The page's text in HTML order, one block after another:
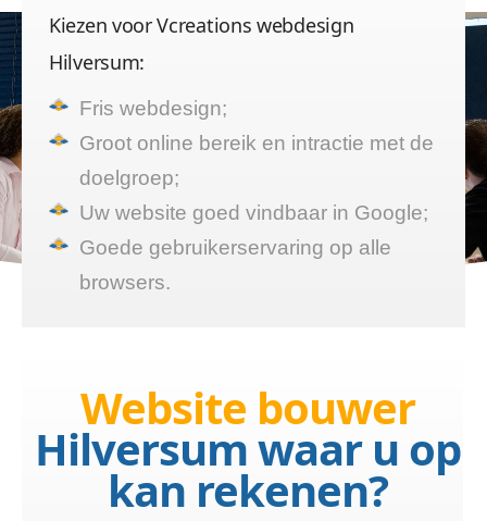
Kiezen voor Vcreations webdesign
Hilversum:
Fris webdesign;
Groot online bereik en intractie met de
doelgroep;
Uw website goed vindbaar in Google;
Goede gebruikerservaring op alle
browsers.
Website bouwer
Hilversum waar u op
kan rekenen?